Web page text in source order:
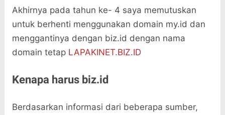
Akhirnya pada tahun ke- 4 saya memutuskan
untuk berhenti menggunakan domain my.id dan
menggantinya dengan biz.id dengan nama
domain tetap LAPAKINET.BIZ.ID
Kenapa harus biz.id
Berdasarkan informasi dari beberapa sumber,